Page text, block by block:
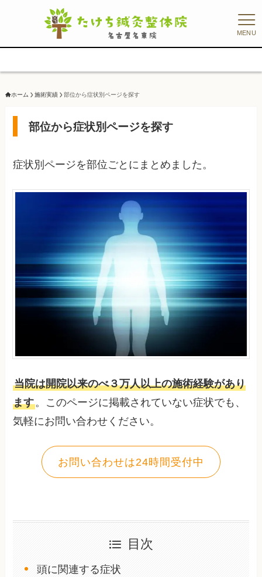
MENU
ホーム 施術実績 部位から症状別ページを探す
部位から症状別ページを探す
症状別ページを部位ごとにまとめました。
当院は開院以来のべ３万人以上の施術経験があり
ます。このページに掲載されていない症状でも、
気軽にお問い合わせください。
お問い合わせは24時間受付中
目次
頭に関連する症状